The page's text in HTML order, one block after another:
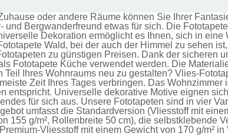
oder andere Räume können Sie Ihrer
und Bergwanderfreund etwas für sich. Die
Dekoration ermöglicht es Ihnen, sich in eine
Wald, bei der auch der Himmel zu sehen
zu günstigen Preisen. Dank der sicheren
Fototapete Küche verwendet werden. Die
Ihres Wohnraums neu zu gestalten? Vlies-
Zeit Ihres Tages verbringen. Das Wohnzimmer
entspricht. Universelle dekorative Motive eignen
für sich aus. Unsere Fototapeten sind in vier
umfasst die Standardversion (Vliesstoff mit
155 g/m², Rollenbreite 50 cm), die selbstklebende
Vliesstoff mit einem Gewicht von 170 g/m²